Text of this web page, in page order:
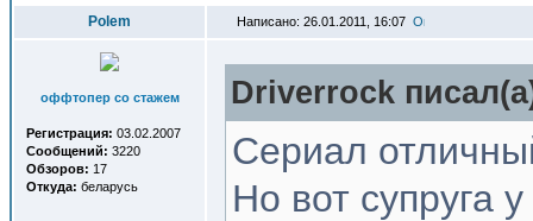
Polem Написано: 26.01.2011, 16:07
оффтопер со стажем
Регистрация: 03.02.2007
Сообщений: 3220
Обзоров: 17
Откуда: беларусь
Driverrock
Сериал
Но вот супруга